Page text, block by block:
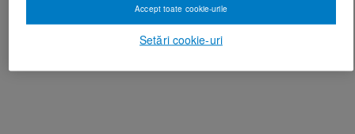
Setări cookie-uri
Accept toate cookie-urile